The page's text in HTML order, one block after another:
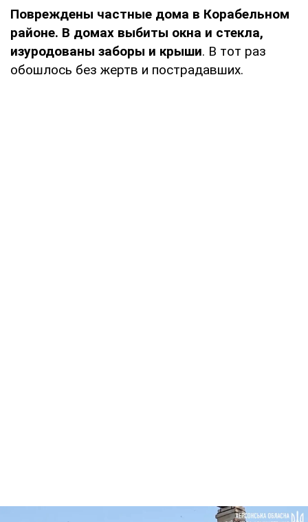
Повреждены частные дома в Корабельном
районе. В домах выбиты окна и стекла,
изуродованы заборы и крыши. В тот раз
обошлось без жертв и пострадавших.